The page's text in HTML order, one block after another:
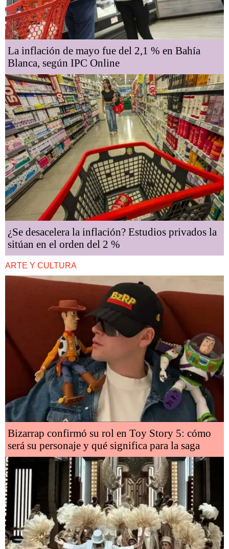
La inflación de mayo fue del 2,1 % en Bahía
Blanca, según IPC Online
¿Se desacelera la inflación? Estudios privados la
sitúan en el orden del 2 %
ARTE Y CULTURA
Bizarrap confirmó su rol en Toy Story 5: cómo
será su personaje y qué significa para la saga